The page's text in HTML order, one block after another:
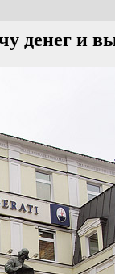
денег и